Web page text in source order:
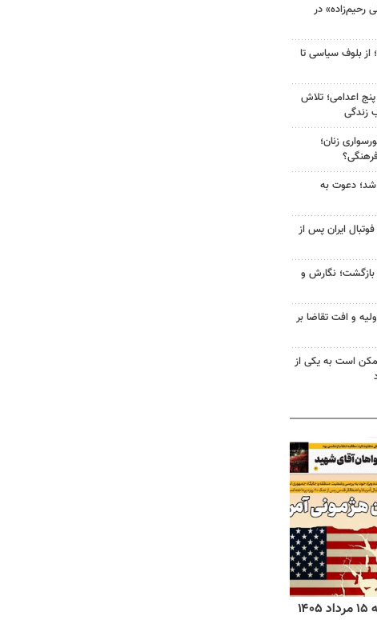
رحیم‌زاده» در
بلوف سیاسی تا
اعدامی؛ تلاش
زندگی
زنان؛
شد؛ دعوت به
ایران پس از
بازگشت؛ نگارش و
و افت تقاضا بر
است به یکی از